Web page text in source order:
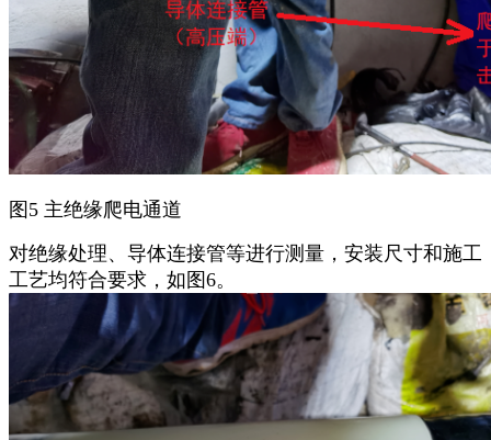
图5 主绝缘爬电通道
对绝缘处理、导体连接管等进行测量，安装尺寸和施工
工艺均符合要求，如图6。